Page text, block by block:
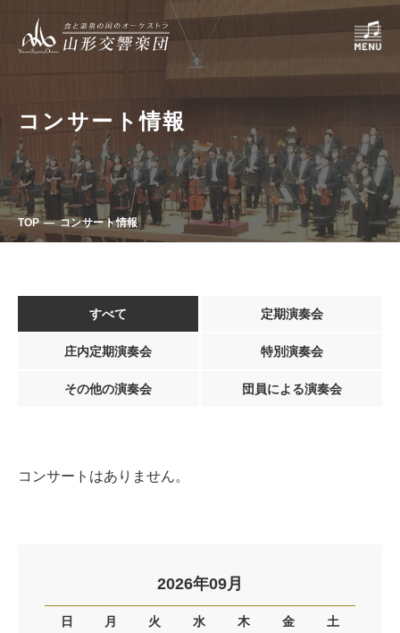
コンサート情報
TOP コンサート情報
すべて 定期演奏会
庄内定期演奏会 特別演奏会
その他の演奏会 団員による演奏会
コンサートはありません。
2026年09月
日 月 火 水 木 金 土